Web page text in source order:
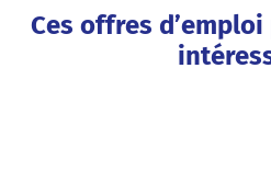
Ces offres